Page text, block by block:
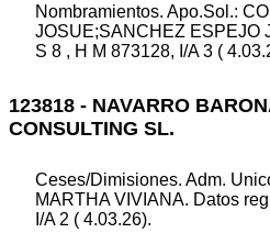
Nombramientos. Apo.Sol.:
JOSUE;SANCHEZ ESPEJO
S 8 , H M 873128, I/A 3 (
123818 - NAVARRO
CONSULTING SL.
Ceses/Dimisiones. Adm.
MARTHA VIVIANA. Datos
I/A 2 ( 4.03.26).